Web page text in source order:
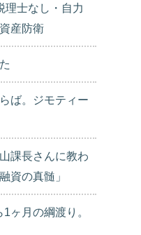
理士なし・自力
産防衛
ば。ジモティー
課長さんに教わ
資の真髄」
ヶ月の綱渡り。